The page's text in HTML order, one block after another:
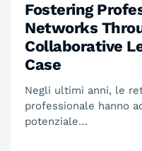
Fostering
Networks
Collaborative
Case
Negli ultimi anni, le
professionale hanno
potenziale…